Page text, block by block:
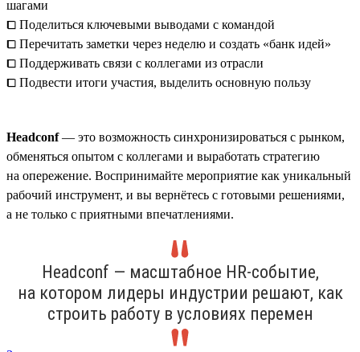
шагами
⧠ Поделиться ключевыми выводами с командой
⧠ Перечитать заметки через неделю и создать «банк идей»
⧠ Поддерживать связи с коллегами из отрасли
⧠ Подвести итоги участия, выделить основную пользу
Headсonf— это возможность синхронизироваться с рынком,
обменяться опытом с коллегами и выработать стратегию
на опережение. Воспринимайте мероприятие как уникальный
рабочий инструмент, и вы вернётесь с готовыми решениями,
а не только с приятными впечатлениями.
Headсonf — масштабное HR-событие,
на котором лидеры индустрии решают, как
строить работу в условиях перемен